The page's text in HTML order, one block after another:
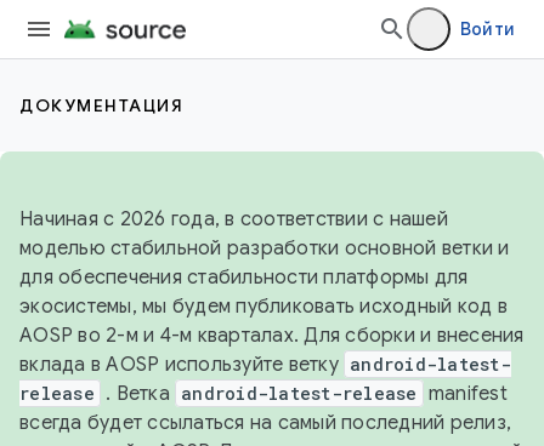
Войти
ДОКУМЕНТАЦИЯ
Начиная с 2026 года, в соответствии с нашей
моделью стабильной разработки основной ветки и
для обеспечения стабильности платформы для
экосистемы, мы будем публиковать исходный код в
AOSP во 2-м и 4-м кварталах. Для сборки и внесения
вклада в AOSP используйте ветку android-latest-
release . Ветка android-latest-release manifest
всегда будет ссылаться на самый последний релиз,